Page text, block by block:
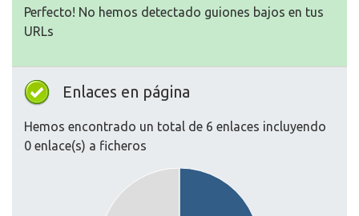
Perfecto! No hemos detectado guiones bajos en tus
URLs
Enlaces en página
Hemos encontrado un total de 6 enlaces incluyendo
0 enlace(s) a ficheros